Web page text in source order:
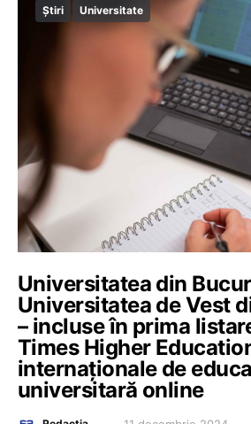
Știri Universitate
Universitatea din
Universitatea de Vest
– incluse în prima
Times Higher
internaționale de
universitară online